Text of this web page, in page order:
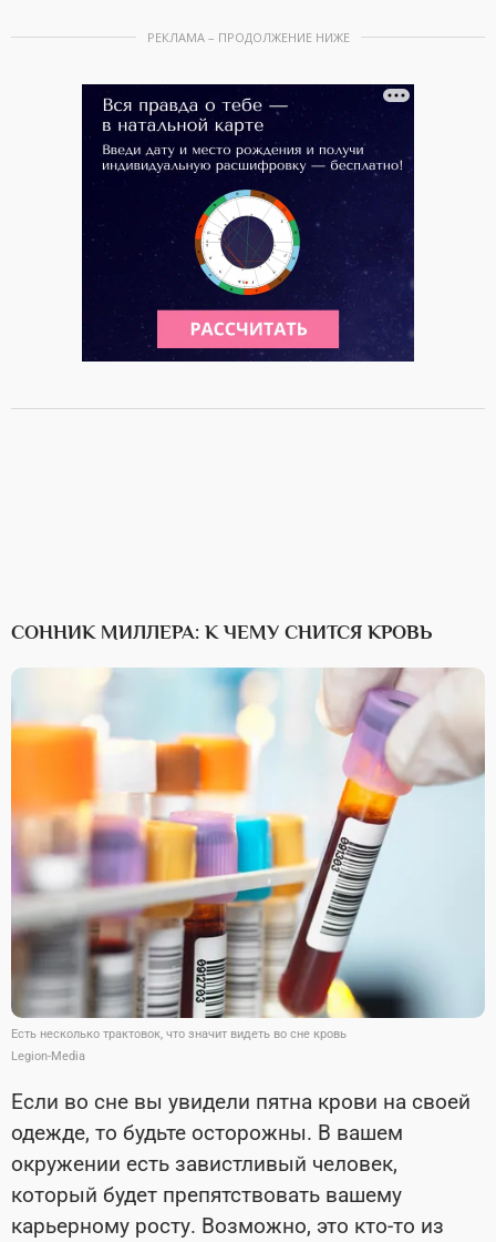
РЕКЛАМА – ПРОДОЛЖЕНИЕ НИЖЕ
СОННИК МИЛЛЕРА: К ЧЕМУ СНИТСЯ КРОВЬ
Есть несколько трактовок, что значит видеть во сне кровь
Legion-Media
Если во сне вы увидели пятна крови на своей
одежде, то будьте осторожны. В вашем
окружении есть завистливый человек,
который будет препятствовать вашему
карьерному росту. Возможно, это кто-то из